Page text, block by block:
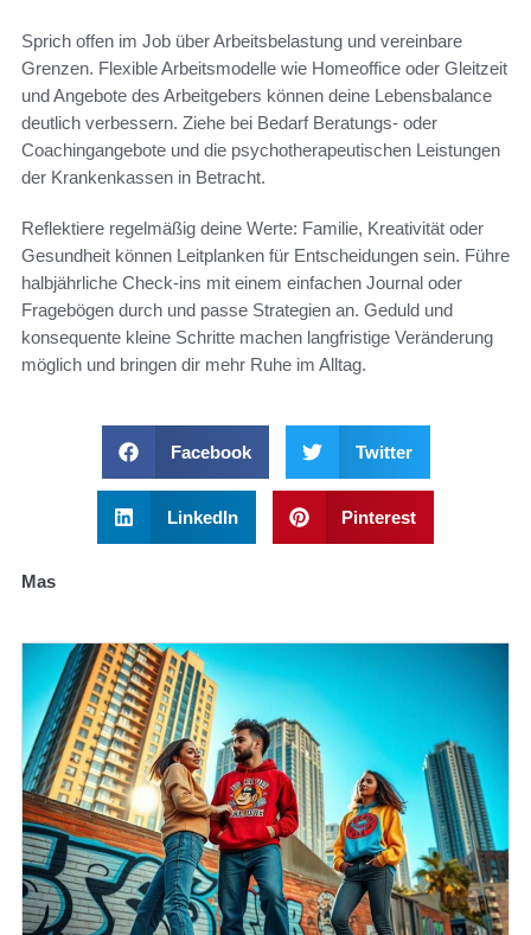
Sprich offen im Job über Arbeitsbelastung und vereinbare
Grenzen. Flexible Arbeitsmodelle wie Homeoffice oder Gleitzeit
und Angebote des Arbeitgebers können deine Lebensbalance
deutlich verbessern. Ziehe bei Bedarf Beratungs- oder
Coachingangebote und die psychotherapeutischen Leistungen
der Krankenkassen in Betracht.
Reflektiere regelmäßig deine Werte: Familie, Kreativität oder
Gesundheit können Leitplanken für Entscheidungen sein. Führe
halbjährliche Check-ins mit einem einfachen Journal oder
Fragebögen durch und passe Strategien an. Geduld und
konsequente kleine Schritte machen langfristige Veränderung
möglich und bringen dir mehr Ruhe im Alltag.
Facebook Twitter
LinkedIn Pinterest
Mas